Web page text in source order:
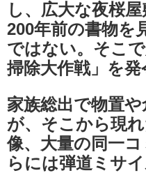
し、広大な夜桜
200年前の書物を
ではない。そこ
掃除大作戦」を発
家族総出で物置
が、そこから現
像、大量の同一
らには弾道ミサ